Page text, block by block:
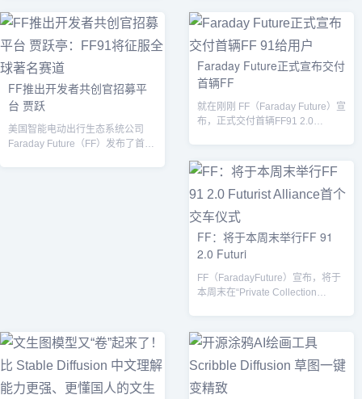
FF推出开发者共创官招募平
台 贾跃
美国智能电动出行生态系统公司
Faraday Future（FF）发布了首辆
Faraday Future正式宣布交付
首辆FF
就在刚刚 FF（Faraday Future）宣
布，正式交付首辆FF91 2.0
FF：将于本周末举行FF 91
2.0 Futuri
FF（FaradayFuture）宣布，将于
本周末在“Private Collection